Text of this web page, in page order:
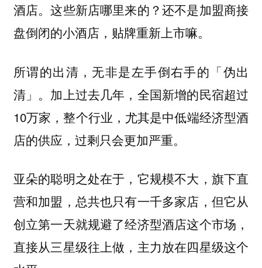
酒店。这些新店哪里来的？还不是加盟商接
盘倒闭的小酒店，贴牌重新上市嘛。
所谓的出清，无非是左手倒右手的「伪出
清」。加上过去几年，全国新增的民宿超过
10万家，整个行业，尤其是中低端经济型酒
店的供应，过剩只会更加严重。
亚朵的聪明之处在于，它规模不大，旗下直
营和加盟，总共也只有一千多家店，但它从
创立第一天就规避了经济型酒店这个市场，
直接从三星级往上做，主力放在四星级这个